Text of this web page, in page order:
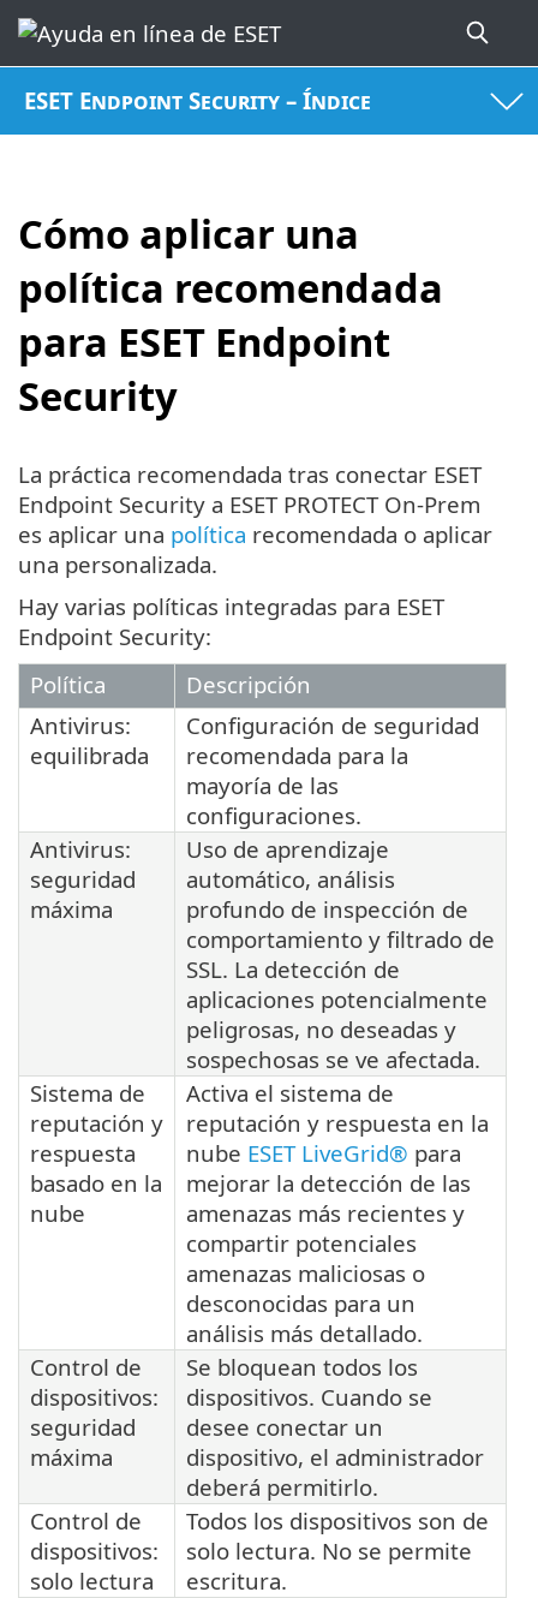
ESET Endpoint Security – Índice
Cómo aplicar una
política recomendada
para ESET Endpoint
Security
La práctica recomendada tras conectar ESET
Endpoint Security a ESET PROTECT On-Prem
es aplicar una política recomendada o aplicar
una personalizada.
Hay varias políticas integradas para ESET
Endpoint Security:
Política
Descripción
Antivirus:
equilibrada
Configuración de seguridad
recomendada para la
mayoría de las
configuraciones.
Antivirus:
seguridad
máxima
Uso de aprendizaje
automático, análisis
profundo de inspección de
comportamiento y filtrado de
SSL. La detección de
aplicaciones potencialmente
peligrosas, no deseadas y
sospechosas se ve afectada.
Sistema de
reputación y
respuesta
basado en la
nube
Activa el sistema de
reputación y respuesta en la
nube ESET LiveGrid® para
mejorar la detección de las
amenazas más recientes y
compartir potenciales
amenazas maliciosas o
desconocidas para un
análisis más detallado.
Control de
dispositivos:
seguridad
máxima
Se bloquean todos los
dispositivos. Cuando se
desee conectar un
dispositivo, el administrador
deberá permitirlo.
Control de
dispositivos:
solo lectura
Todos los dispositivos son de
solo lectura. No se permite
escritura.